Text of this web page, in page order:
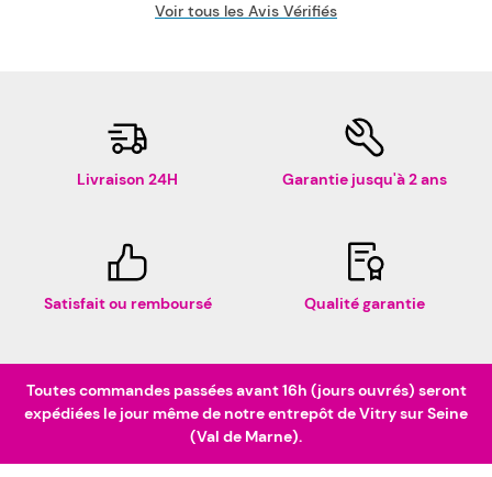
Voir tous les Avis Vérifiés
Livraison 24H Garantie jusqu'à 2 ans
Satisfait ou remboursé Qualité garantie
Toutes commandes passées avant 16h (jours ouvrés) seront
expédiées le jour même de notre entrepôt de Vitry sur Seine
(Val de Marne).